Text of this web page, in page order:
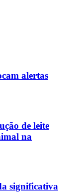
alertas
de leite
na
significativa